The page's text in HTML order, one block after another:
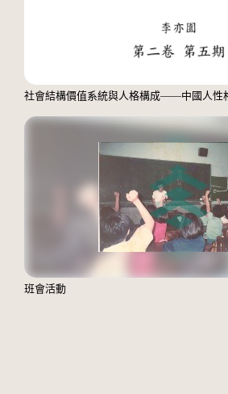
社會結構價值系統與人格構成——中國人性
班會活動